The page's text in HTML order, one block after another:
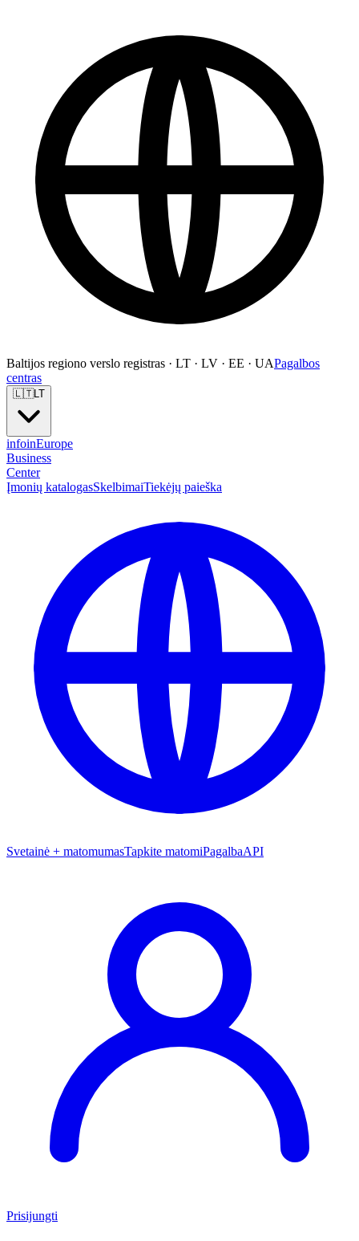
Baltijos regiono verslo registras · LT · LV · EE · UAPagalbos
centras
🇱🇹LT
infoinEurope
Business
Center
Įmonių katalogasSkelbimaiTiekėjų paieška
Svetainė + matomumasTapkite matomiPagalbaAPI
Prisijungti